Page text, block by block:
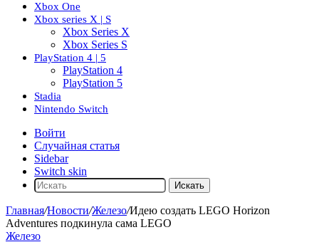
Xbox One
Xbox series X | S
Xbox Series X
Xbox Series S
PlayStation 4 | 5
PlayStation 4
PlayStation 5
Stadia
Nintendo Switch
Войти
Случайная статья
Sidebar
Switch skin
Искать
Главная/Новости/Железо/Идею создать LEGO Horizon
Adventures подкинула сама LEGO
Железо